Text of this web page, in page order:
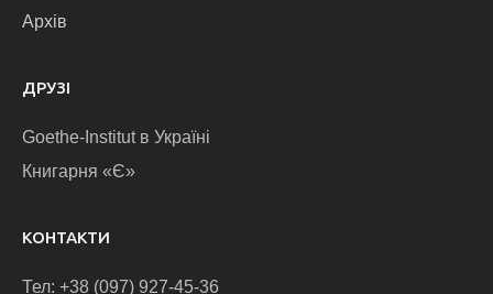
Архів
ДРУЗІ
Goethe-Institut в Україні
Книгарня «Є»
КОНТАКТИ
Тел: +38 (097) 927-45-36